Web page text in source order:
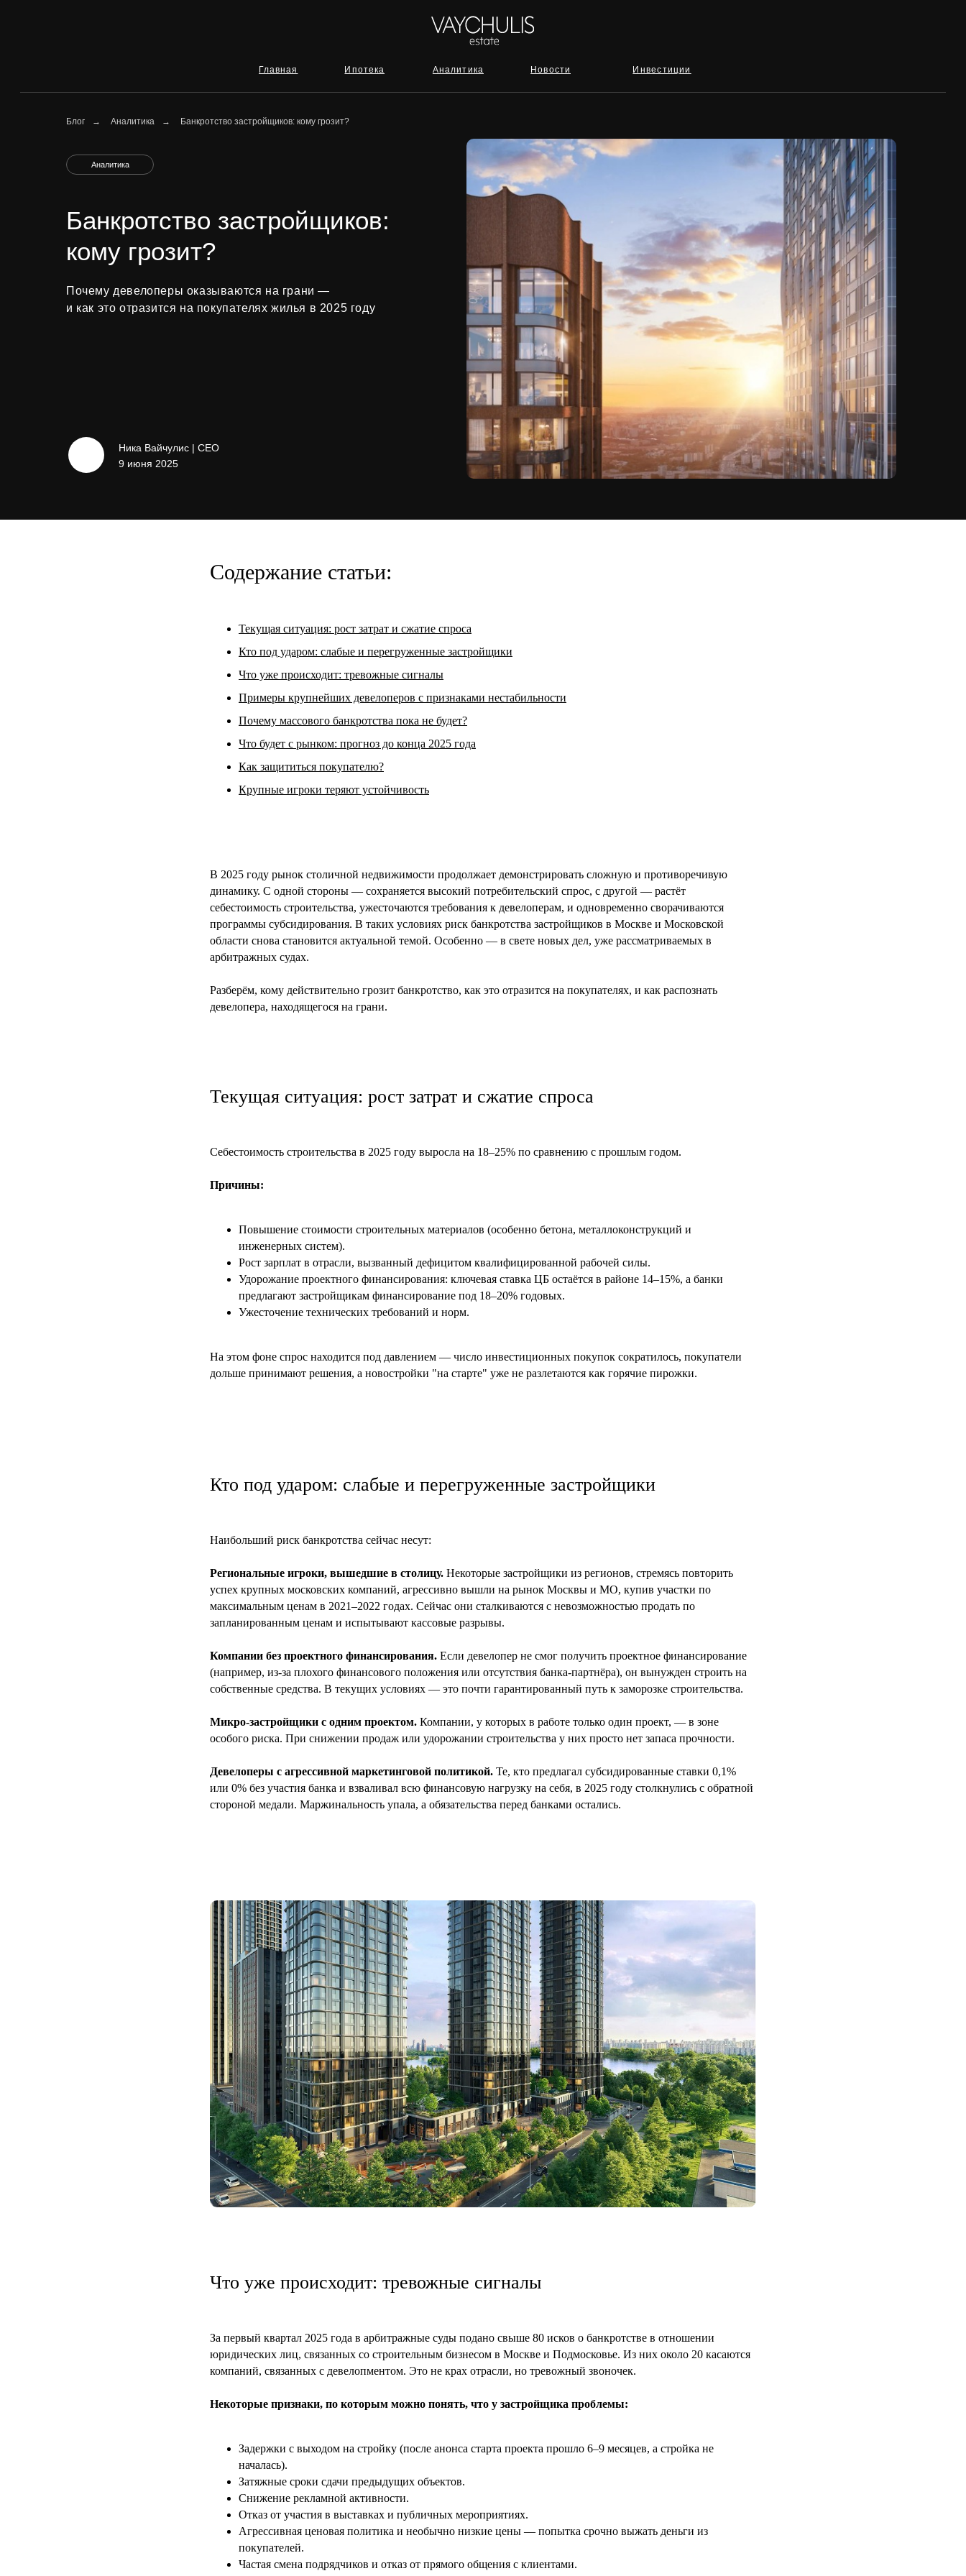
Блог → Аналитика → Банкротство застройщиков: кому грозит?
9 июня 2025
Ника Вайчулис | CEO
Почему девелоперы оказываются на грани —
и как это отразится на покупателях жилья в 2025 году
Банкротство застройщиков:
кому грозит?
Аналитика
Содержание статьи:
Текущая ситуация: рост затрат и сжатие спроса
Кто под ударом: слабые и перегруженные застройщики
Что уже происходит: тревожные сигналы
Примеры крупнейших девелоперов с признаками нестабильности
Почему массового банкротства пока не будет?
Что будет с рынком: прогноз до конца 2025 года
Как защититься покупателю?
Крупные игроки теряют устойчивость
В 2025 году рынок столичной недвижимости продолжает демонстрировать сложную и противоречивую
динамику. С одной стороны — сохраняется высокий потребительский спрос, с другой — растёт
себестоимость строительства, ужесточаются требования к девелоперам, и одновременно сворачиваются
программы субсидирования. В таких условиях риск банкротства застройщиков в Москве и Московской
области снова становится актуальной темой. Особенно — в свете новых дел, уже рассматриваемых в
арбитражных судах.
Разберём, кому действительно грозит банкротство, как это отразится на покупателях, и как распознать
девелопера, находящегося на грани.
Текущая ситуация: рост затрат и сжатие спроса
Себестоимость строительства в 2025 году выросла на 18–25% по сравнению с прошлым годом.
Причины:
Повышение стоимости строительных материалов (особенно бетона, металлоконструкций и
инженерных систем).
Рост зарплат в отрасли, вызванный дефицитом квалифицированной рабочей силы.
Удорожание проектного финансирования: ключевая ставка ЦБ остаётся в районе 14–15%, а банки
предлагают застройщикам финансирование под 18–20% годовых.
Ужесточение технических требований и норм.
На этом фоне спрос находится под давлением — число инвестиционных покупок сократилось, покупатели
дольше принимают решения, а новостройки "на старте" уже не разлетаются как горячие пирожки.
Кто под ударом: слабые и перегруженные застройщики
Наибольший риск банкротства сейчас несут:
Региональные игроки, вышедшие в столицу. Некоторые застройщики из регионов, стремясь повторить
успех крупных московских компаний, агрессивно вышли на рынок Москвы и МО, купив участки по
максимальным ценам в 2021–2022 годах. Сейчас они сталкиваются с невозможностью продать по
запланированным ценам и испытывают кассовые разрывы.
Компании без проектного финансирования. Если девелопер не смог получить проектное финансирование
(например, из-за плохого финансового положения или отсутствия банка-партнёра), он вынужден строить на
собственные средства. В текущих условиях — это почти гарантированный путь к заморозке строительства.
Микро-застройщики с одним проектом. Компании, у которых в работе только один проект, — в зоне
особого риска. При снижении продаж или удорожании строительства у них просто нет запаса прочности.
Девелоперы с агрессивной маркетинговой политикой. Те, кто предлагал субсидированные ставки 0,1%
или 0% без участия банка и взваливал всю финансовую нагрузку на себя, в 2025 году столкнулись с обратной
стороной медали. Маржинальность упала, а обязательства перед банками остались.
Что уже происходит: тревожные сигналы
За первый квартал 2025 года в арбитражные суды подано свыше 80 исков о банкротстве в отношении
юридических лиц, связанных со строительным бизнесом в Москве и Подмосковье. Из них около 20 касаются
компаний, связанных с девелопментом. Это не крах отрасли, но тревожный звоночек.
Некоторые признаки, по которым можно понять, что у застройщика проблемы:
Задержки с выходом на стройку (после анонса старта проекта прошло 6–9 месяцев, а стройка не
началась).
Затяжные сроки сдачи предыдущих объектов.
Снижение рекламной активности.
Отказ от участия в выставках и публичных мероприятиях.
Агрессивная ценовая политика и необычно низкие цены — попытка срочно выжать деньги из
покупателей.
Частая смена подрядчиков и отказ от прямого общения с клиентами.